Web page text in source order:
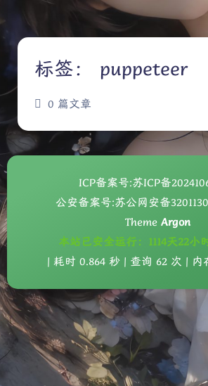
夜间模式
关闭 日落
标签： puppeteer
0 篇文章
ICP备案号:苏ICP备
公安备案号:苏公网安备
Theme Argon
本站已安全运行：1114天22小
| 耗时 0.864 秒 | 查询 62 次 | 内